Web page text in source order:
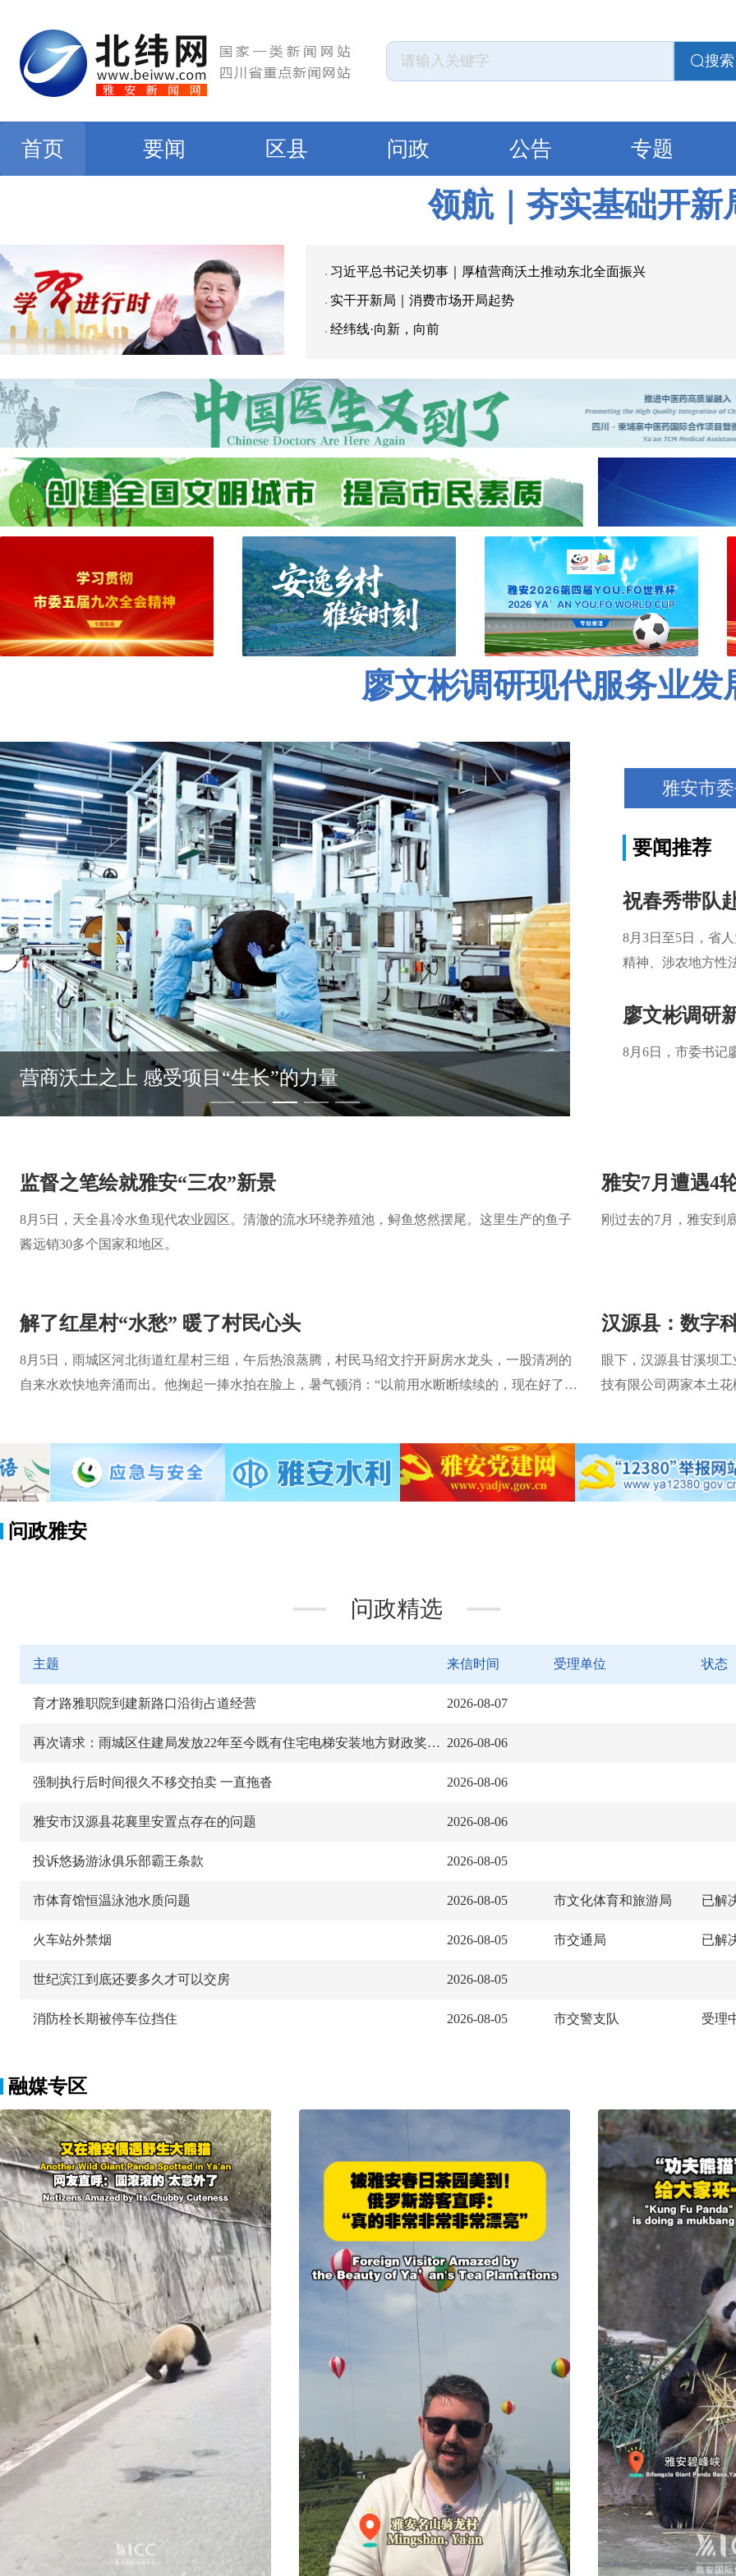
搜索
首页 要闻 区县 问政 公告 专题
领航｜夯实基础开新
习近平总书记关切事｜厚植营商沃土推动东北全面振兴
实干开新局｜消费市场开局起势
经纬线·向新，向前
廖文彬调研现代服务业发
营商沃土之上 感受项目“生长”的力量
雅安市
要闻推荐
祝春秀带队
8月3日至5日，省
精神、涉农地方性
廖文彬调研
8月6日，市委书记
监督之笔绘就雅安“三农”新景
8月5日，天全县冷水鱼现代农业园区。清澈的流水环绕养殖池，鲟鱼悠然摆尾。这里生产的鱼子
酱远销30多个国家和地区。
雅安7月遭遇4
刚过去的7月，雅安到
解了红星村“水愁” 暖了村民心头
8月5日，雨城区河北街道红星村三组，午后热浪蒸腾，村民马绍文拧开厨房水龙头，一股清冽的
自来水欢快地奔涌而出。他掬起一捧水拍在脸上，暑气顿消：“以前用水断断续续的，现在好了，
汉源县：数字
眼下，汉源县甘溪坝
技有限公司两家本土
问政雅安
问政精选
主题 来信时间 受理单位 状态
育才路雅职院到建新路口沿街占道经营 2026-08-07
再次请求：雨城区住建局发放22年至今既有住宅电梯安装地方财政奖补资金50000元 2026-08-06
强制执行后时间很久不移交拍卖 一直拖沓 2026-08-06
雅安市汉源县花襄里安置点存在的问题 2026-08-06
投诉悠扬游泳俱乐部霸王条款 2026-08-05
市体育馆恒温泳池水质问题 2026-08-05 市文化体育和旅游局 已解
火车站外禁烟 2026-08-05 市交通局 已解
世纪滨江到底还要多久才可以交房 2026-08-05
消防栓长期被停车位挡住 2026-08-05 市交警支队 受理
融媒专区